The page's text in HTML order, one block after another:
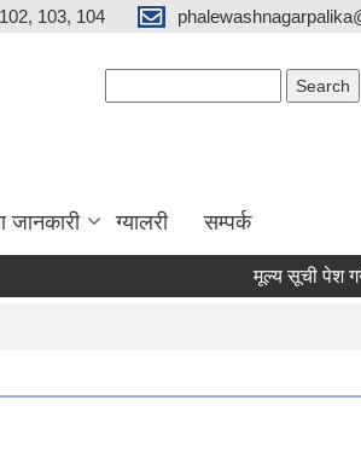
103, 104
जानकारी ग्यालरी सम्पर्क
मूल्य सूची पेश